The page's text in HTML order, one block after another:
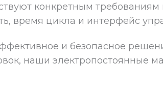
конкретным
время цикла и интерфейс
и безопасное
наши электропостоянные